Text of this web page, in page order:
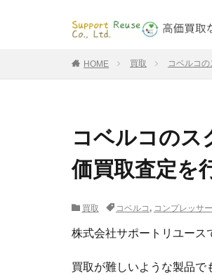
HOME 買取 コベルコ
コベルコのス
価買取査定を
買取 コベルコ , コンプレッサー
株式会社サポートリユース
買取が難しいような製品